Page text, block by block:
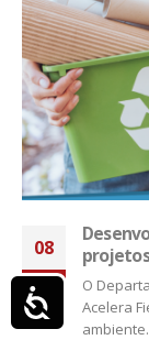
08
set
projetos
O
Acelera